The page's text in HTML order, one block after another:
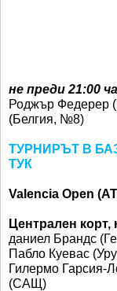
не преди 21:00
Роджър Федерер
(Белгия, №8)
ТУРНИРЪТ В
ТУК
Valencia Open
Централен корт,
даниел Брандс
Пабло Куевас
Гилермо Гарсия-
(САЩ)